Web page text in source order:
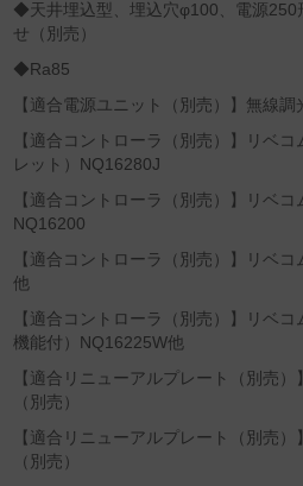
◆天井埋込型、埋込穴φ100、電源250
せ（別売）
◆Ra85
【適合電源ユニット（別売）】無線
【適合コントローラ（別売）】リベ
レット）NQ16280J
【適合コントローラ（別売）】リベ
NQ16200
【適合コントローラ（別売）】リベ
他
【適合コントローラ（別売）】リベ
機能付）NQ16225W他
【適合リニューアルプレート（別売
（別売）
【適合リニューアルプレート（別売
（別売）